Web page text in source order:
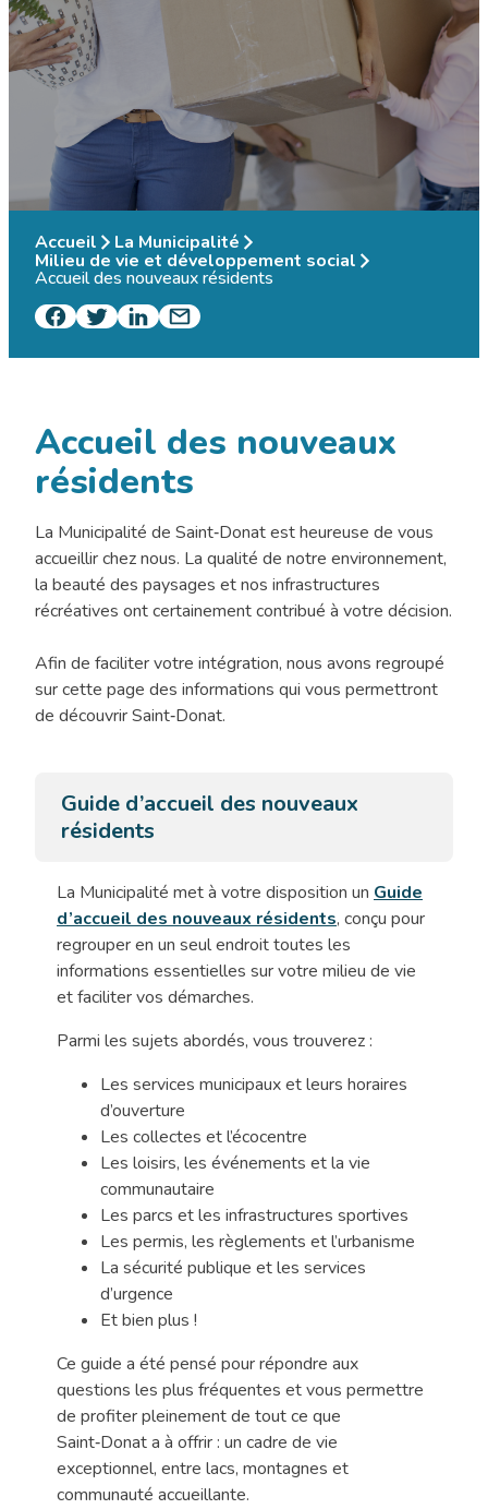
Accueil La Municipalité
Milieu de vie et développement social
Accueil des nouveaux résidents
Accueil des nouveaux
résidents
La Municipalité de Saint‑Donat est heureuse de vous
accueillir chez nous. La qualité de notre environnement,
la beauté des paysages et nos infrastructures
récréatives ont certainement contribué à votre décision.
Afin de faciliter votre intégration, nous avons regroupé
sur cette page des informations qui vous permettront
de découvrir Saint‑Donat.
Guide d’accueil des nouveaux
résidents
La Municipalité met à votre disposition un Guide
d’accueil des nouveaux résidents, conçu pour
regrouper en un seul endroit toutes les
informations essentielles sur votre milieu de vie
et faciliter vos démarches.
Parmi les sujets abordés, vous trouverez :
Les services municipaux et leurs horaires
d’ouverture
Les collectes et l’écocentre
Les loisirs, les événements et la vie
communautaire
Les parcs et les infrastructures sportives
Les permis, les règlements et l’urbanisme
La sécurité publique et les services
d’urgence
Et bien plus !
Ce guide a été pensé pour répondre aux
questions les plus fréquentes et vous permettre
de profiter pleinement de tout ce que
Saint‑Donat a à offrir : un cadre de vie
exceptionnel, entre lacs, montagnes et
communauté accueillante.